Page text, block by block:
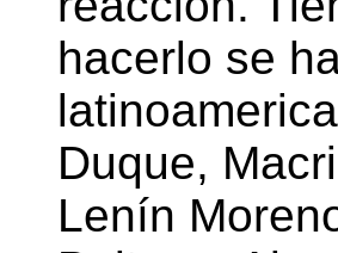
hacerlo se
Duque,
Lenín